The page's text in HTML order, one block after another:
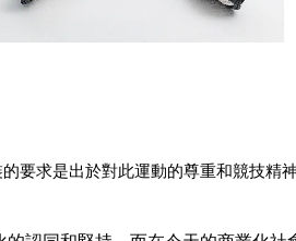
要求是出於對此運動的尊重和競技精